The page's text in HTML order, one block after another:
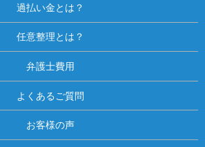
過払い金とは？
任意整理とは？
弁護士費用
よくあるご質問
お客様の声